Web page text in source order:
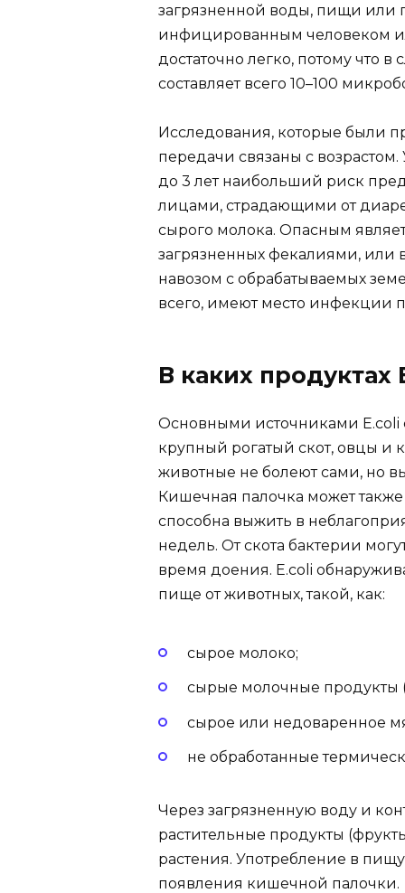
загрязненной воды, пищи или
инфицированным человеком
достаточно легко, потому что
составляет всего 10–100
Исследования, которые были
передачи связаны с
до 3 лет наибольший риск
лицами, страдающими от
сырого молока. Опасным
загрязненных фекалиями, или
навозом с обрабатываемых
всего, имеют место инфекции
В каких продуктах
Основными источниками E.coli
крупный рогатый скот, овцы и
животные не болеют сами, но
Кишечная палочка может также
способна выжить в
недель. От скота бактерии
время доения. E.coli
пище от животных, такой, как:
сырое молоко;
сырые молочные продукты
сырое или недоваренное
не обработанные
Через загрязненную воду и
растительные продукты
растения. Употребление в
появления кишечной палочки.